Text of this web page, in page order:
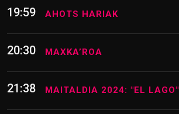
19:59 AHOTS HARIAK
20:30 MAXKA’ROA
21:38 MAITALDIA 2024: "EL LAGO"